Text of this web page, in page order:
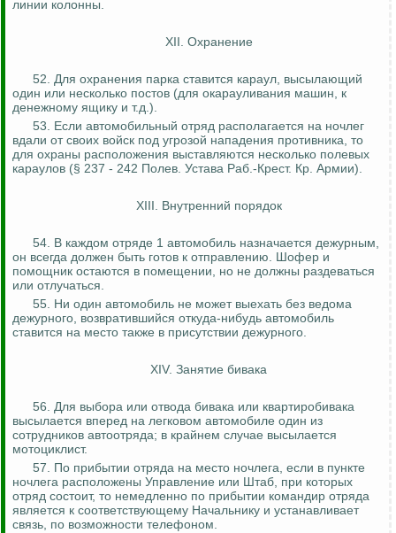
линии колонны.
XII. Охранение
52. Для охранения парка ставится караул, высылающий
один или несколько постов (для окарауливания машин, к
денежному ящику и т.д.).
53. Если автомобильный отряд располагается на ночлег
вдали от своих войск под угрозой нападения противника, то
для охраны расположения выставляются несколько полевых
караулов (§ 237 - 242 Полев. Устава Раб.-Крест. Кр. Армии).
XIII. Внутренний порядок
54. В каждом отряде 1 автомобиль назначается дежурным,
он всегда должен быть готов к отправлению. Шофер и
помощник остаются в помещении, но не должны раздеваться
или отлучаться.
55. Ни один автомобиль не может выехать без ведома
дежурного, возвратившийся откуда-нибудь автомобиль
ставится на место также в присутствии дежурного.
XIV. Занятие бивака
56. Для выбора или отвода бивака или квартиробивака
высылается вперед на легковом автомобиле один из
сотрудников автоотряда; в крайнем случае высылается
мотоциклист.
57. По прибытии отряда на место ночлега, если в пункте
ночлега расположены Управление или Штаб, при которых
отряд состоит, то немедленно по прибытии командир отряда
является к соответствующему Начальнику и устанавливает
связь, по возможности телефоном.